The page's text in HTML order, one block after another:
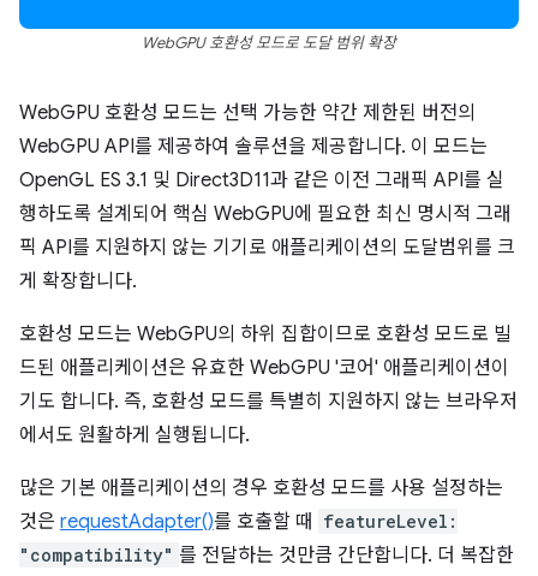
WebGPU 호환성 모드로 도달 범위 확장
WebGPU 호환성 모드는 선택 가능한 약간 제한된 버전의
WebGPU API를 제공하여 솔루션을 제공합니다. 이 모드는
OpenGL ES 3.1 및 Direct3D11과 같은 이전 그래픽 API를 실
행하도록 설계되어 핵심 WebGPU에 필요한 최신 명시적 그래
픽 API를 지원하지 않는 기기로 애플리케이션의 도달범위를 크
게 확장합니다.
호환성 모드는 WebGPU의 하위 집합이므로 호환성 모드로 빌
드된 애플리케이션은 유효한 WebGPU '코어' 애플리케이션이
기도 합니다. 즉, 호환성 모드를 특별히 지원하지 않는 브라우저
에서도 원활하게 실행됩니다.
많은 기본 애플리케이션의 경우 호환성 모드를 사용 설정하는
것은 requestAdapter()를 호출할 때
featureLevel:
"compatibility" 를 전달하는 것만큼 간단합니다. 더 복잡한